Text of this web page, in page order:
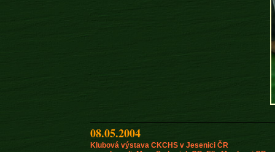
08.05.2004
Klubová výstava CKCHS v Jesenici ČR